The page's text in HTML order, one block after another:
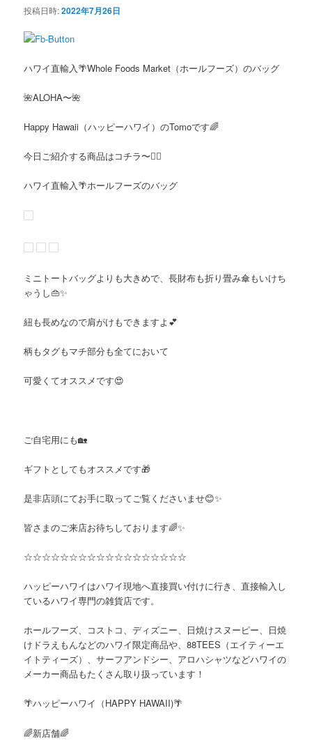
投稿日時:2022年7月26日
ハワイ直輸入🌴Whole Foods Market（ホールフーズ）のバッグ
🌺ALOHA〜🌺
Happy Hawaii （ハッピーハワイ）のTomoです🌈
今日ご紹介する商品はコチラ〜💁‍♀️
ハワイ直輸入🌴ホールフーズのバッグ
ミニトートバッグよりも大きめで、長財布も折り畳み傘もいけち
ゃうし👜✨
紐も長めなので肩がけもできますよ💕
柄もタグもマチ部分も全てにおいて
可愛くてオススメです😍
ご自宅用にも🏡
ギフトとしてもオススメです🎁
是非店頭にてお手に取ってご覧くださいませ😊✨
皆さまのご来店お待ちしております🌈✨
☆☆☆☆☆☆☆☆☆☆☆☆☆☆☆☆☆☆
ハッピーハワイはハワイ現地へ直接買い付けに行き、直接輸入し
ているハワイ専門の雑貨店です。
ホールフーズ、コストコ、ディズニー、日焼けスヌーピー、日焼
けドラえもんなどのハワイ限定商品や、88TEES （エイティーエ
イトティーズ）、サーフアンドシー、アロハシャツなどハワイの
メーカー商品もたくさん取り扱っています！
🌴ハッピーハワイ（HAPPY HAWAII)🌴
🌈新店舗🌈